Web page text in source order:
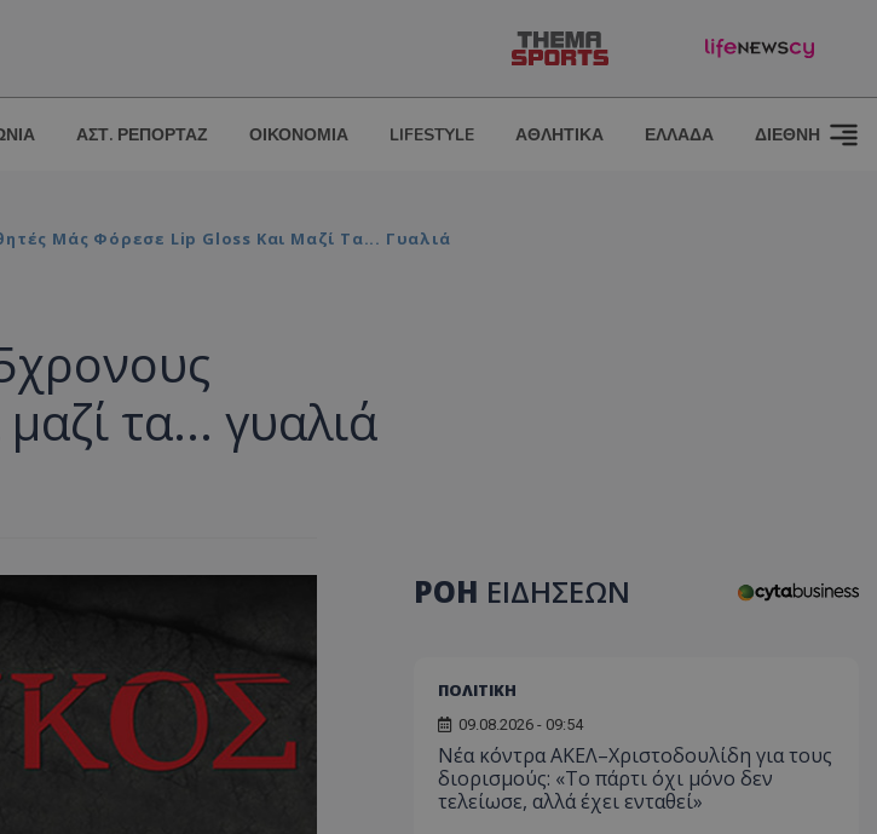
ΑΣΤ. ΡΕΠΟΡΤΑΖ ΟΙΚΟΝΟΜΙΑ LIFESTYLE ΑΘΛΗΤΙΚΑ ΕΛΛΑΔΑ ΔΙΕΘΝΗ
Μάς Φόρεσε Lip Gloss Και Μαζί Τα... Γυαλιά
τα... γυαλιά
ΡΟΗ ΕΙΔΗΣΕΩΝ
ΠΟΛΙΤΙΚΗ
09.08.2026 - 09:54
Νέα κόντρα ΑΚΕΛ–Χριστοδουλίδη για τους
διορισμούς: «Το πάρτι όχι μόνο δεν
τελείωσε, αλλά έχει ενταθεί»